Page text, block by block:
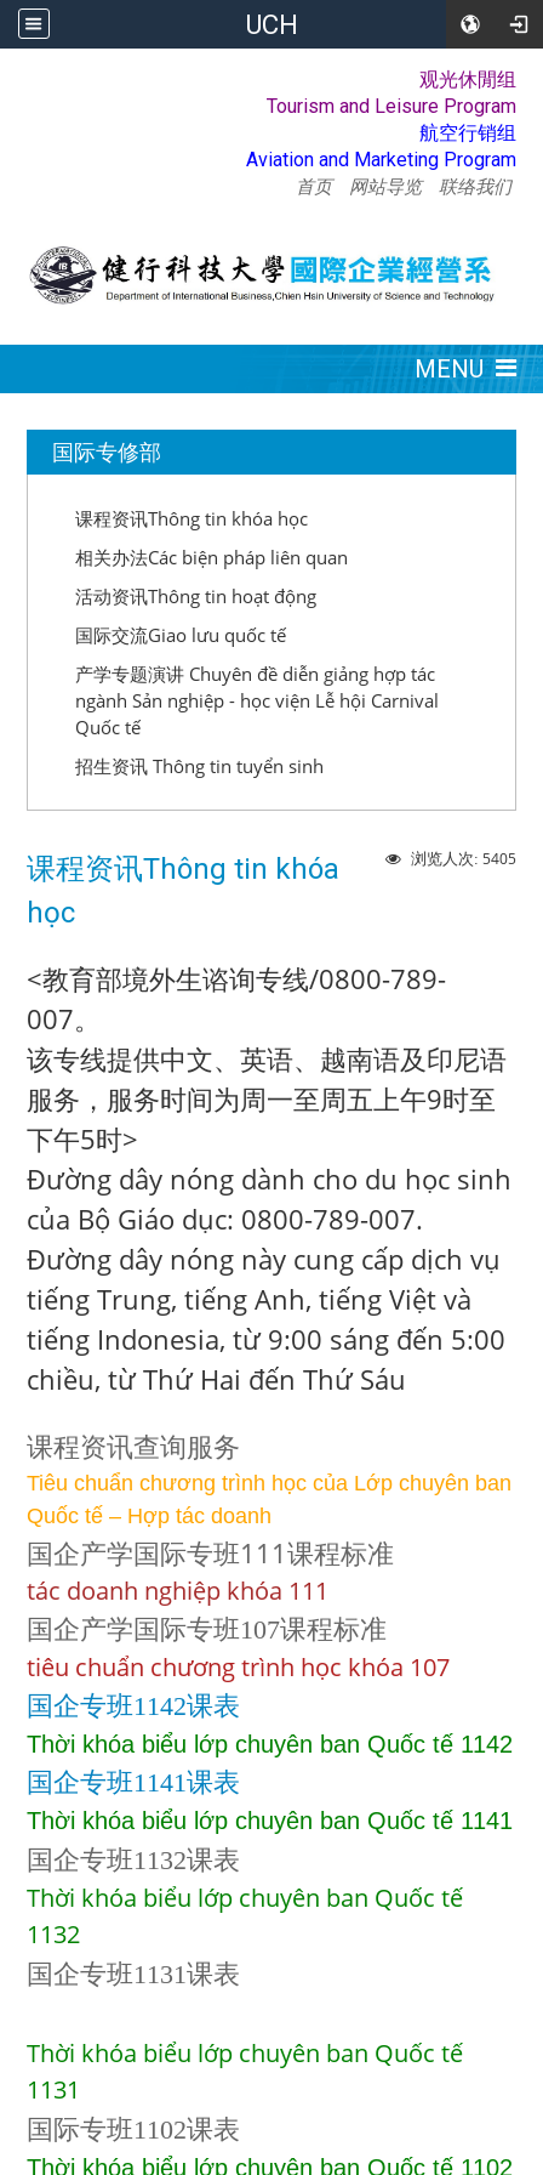
UCH
:::
观光休閒组
Tourism and Leisure Program
航空行销组
Aviation and Marketing Program
首页 网站导览 联络我们
MENU
国际专修部
课程资讯Thông tin khóa học
相关办法Các biện pháp liên quan
活动资讯Thông tin hoạt động
国际交流Giao lưu quốc tế
产学专题演讲 Chuyên đề diễn giảng hợp tác
ngành Sản nghiệp - học viện Lễ hội Carnival
Quốc tế
招生资讯 Thông tin tuyển sinh
浏览人次: 5405
课程资讯Thông tin khóa
học
<教育部境外生谘询专线/0800-789-
007。
该专线提供中文、英语、越南语及印尼语
服务，服务时间为周一至周五上午9时至
下午5时>
Đường dây nóng dành cho du học sinh
của Bộ Giáo dục: 0800-789-007.
Đường dây nóng này cung cấp dịch vụ
tiếng Trung, tiếng Anh, tiếng Việt và
tiếng Indonesia, từ 9:00 sáng đến 5:00
chiều, từ Thứ Hai đến Thứ Sáu
课程资讯查询服务
Tiêu chuẩn chương trình học của Lớp chuyên ban
Quốc tế – Hợp tác doanh
国企产学国际专班111课程标准
tác doanh nghiệp khóa 111
国企产学国际专班107课程标准
tiêu chuẩn chương trình học khóa 107
​国企专班1142课表
Thời khóa biểu lớp chuyên ban Quốc tế 1142
国企专班1141课表
Thời khóa biểu lớp chuyên ban Quốc tế 1141
国企专班1132课表
Thời khóa biểu lớp chuyên ban Quốc tế
1132
国企专班1131课表
Thời khóa biểu lớp chuyên ban Quốc tế
1131
国际专班1102课表
Thời khóa biểu lớp chuyên ban Quốc tế 1102